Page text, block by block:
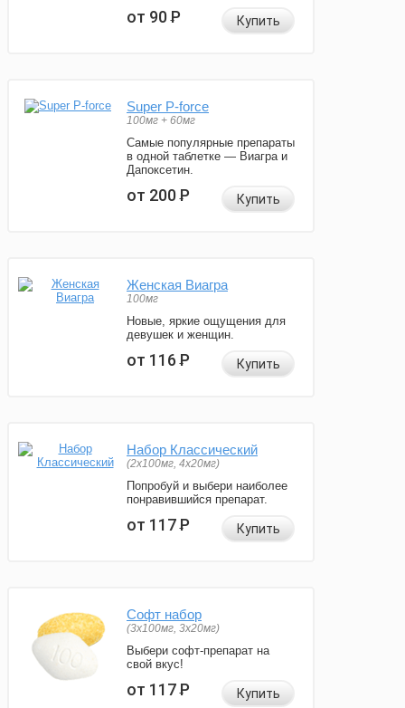
от 90Р Купить
Super P-force
100мг + 60мг
Самые популярные препараты
в одной таблетке — Виагра и
Дапоксетин.
от 200Р Купить
Женская Виагра
100мг
Новые, яркие ощущения для
девушек и женщин.
от 116Р Купить
Набор Классический
(2x100мг, 4x20мг)
Попробуй и выбери наиболее
понравившийся препарат.
от 117Р Купить
Софт набор
(3x100мг, 3x20мг)
Выбери софт-препарат на
свой вкус!
от 117Р Купить